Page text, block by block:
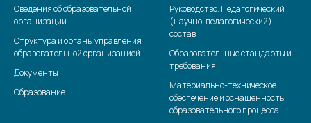
Сведения об образовательной
организации
Структура и органы управления
образовательной организацией
Документы
Образование
Руководство. Педагогический
(научно-педагогический)
состав
Образовательные стандарты и
требования
Материально-техническое
обеспечение и оснащенность
образовательного процесса